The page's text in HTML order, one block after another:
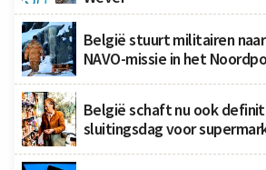
België stuurt militairen
NAVO-missie in het
België schaft nu ook
sluitingsdag voor